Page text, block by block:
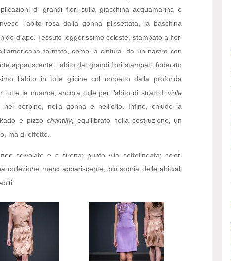
di grandi fiori sulla giacchina acquamarina e
l’abito rosa dalla gonna plissettata, la baschina
d’ape. Tessuto leggerissimo celeste, stampato a fiori
fermata, come la cintura, da un nastro con
appariscente, l’abito dai grandi fiori stampati, foderato
l’abito in tulle glicine col corpetto dalla profonda
tutte le nuance; ancora tulle per l’abito di strati di viole
nel corpino, nella gonna e nell’orlo. Infine, chiude la
e pizzochantilly, equilibrato nella costruzione, un
ma di effetto.
scivolate e a sirena; punto vita sottolineata; colori
collezione meno appariscente, più sobria delle abituali